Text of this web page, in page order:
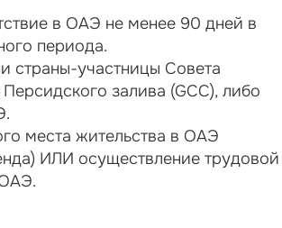
в ОАЭ не менее 90 дней в
периода.
страны-участницы Совета
залива (GCC), либо
места жительства в ОАЭ
ИЛИ осуществление трудовой